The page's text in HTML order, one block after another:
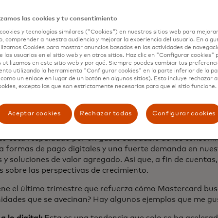
la estrategia correcta y las personas adecuadas en los
evolución de nuestro equipo de liderazgo ejecutivo,
se
para reforzar cada una de estas áreas.
entre entregar hoy e invertir a largo plazo. Creo
de eso es el informe de nuestrodesempeño financiero
Fue un trimestre sólido, tanto en términos de
Puede ver los detalles en nuestras presentaciones.
nuestros fundamentos comerciales siguen siendo
diversificado y el impulso con los clientes nos
que se avecinan.
está respaldado por un gasto saludable de los
formas de pago digitales y una fuerte demanda en
y soluciones de valor agregado. Así que, a fin de
sobre las perspectivas de crecimiento.
el último trimestre que refuerza cómo Mastercard
que se avecinan? Hay algunos ejemplos que me
las cookies y tu consentimiento
y tecnologías similares ("Cookies") en nuestros sitios web para
comprender a nuestra audiencia y mejorar la experiencia del usuario. En
Cookies para mostrar anuncios basados en las actividades de
los usuarios en el sitio web y en otros sitios. Haz clic en "Configurar cookies"
utilizamos en este sitio web y por qué. Siempre puedes cambiar tus
utilizando la herramienta "Configurar cookies" en la parte inferior de la
un enlace en lugar de un botón en algunos sitios). Esto incluye rechazar
excepto las que son estrictamente necesarias para que el sitio funcione.
Aceptar cookies Rechazar todas Configurar cookies